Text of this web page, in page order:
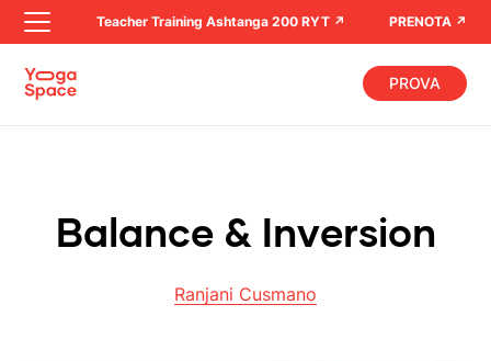
Teacher Training Ashtanga 200 RYT ↗︎ Teacher
PRENOTA ↗︎
PROVA
Ba ance & nversion
Ranjani Cusmano